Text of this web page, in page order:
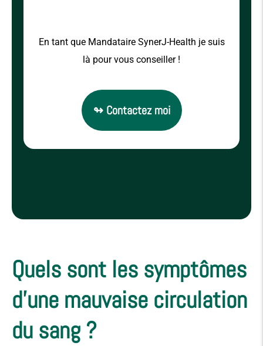
En tant que Mandataire SynerJ-Health je suis
là pour vous conseiller !
↬ Contactez moi
Quels sont les symptômes
d'une mauvaise circulation
du sang ?